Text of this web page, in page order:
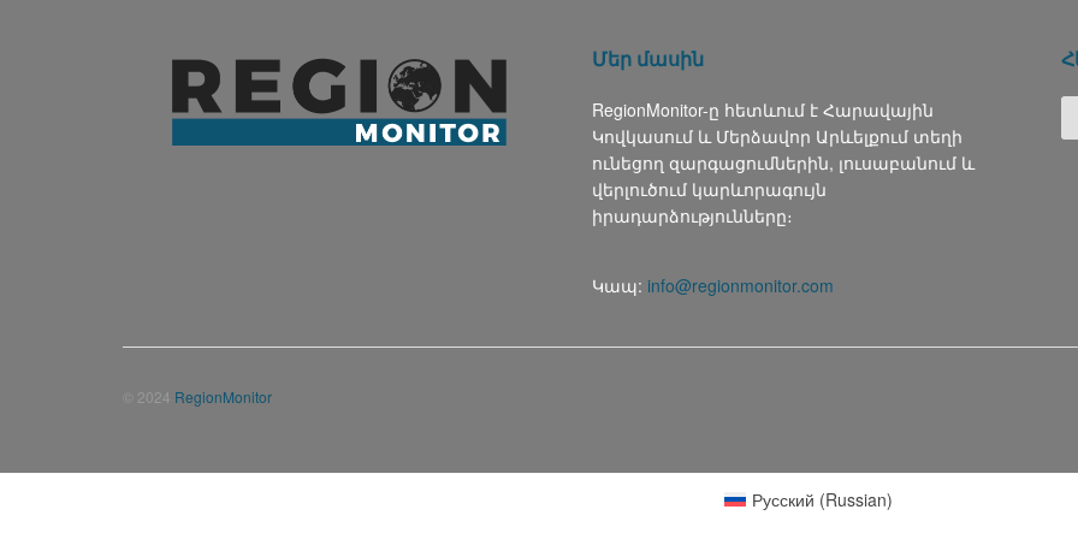
Մեր մասին
RegionMonitor-ը հետևում է Հարավային
Կովկասում և Մերձավոր Արևելքում տեղի
ունեցող զարգացումներին, լուսաբանում և
վերլուծում կարևորագույն
իրադարձությունները։
Կապ: info@regionmonitor.com
© 2024 RegionMonitor
Русский (Russian)